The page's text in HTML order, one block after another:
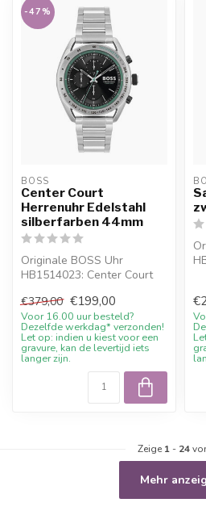
-47%
BOSS
Center Court
Herrenuhr Edelstahl
silberfarben 44mm
Originale BOSS Uhr
HB1514023: Center Court
silberfarben 44mm...
€379,00 €199,00
Voor 16.00 uur besteld?
Dezelfde werkdag* verzonden!
Let op: indien u kiest voor een
gravure, kan de levertijd iets
langer zijn.
Zeige 1 - 24
Mehr